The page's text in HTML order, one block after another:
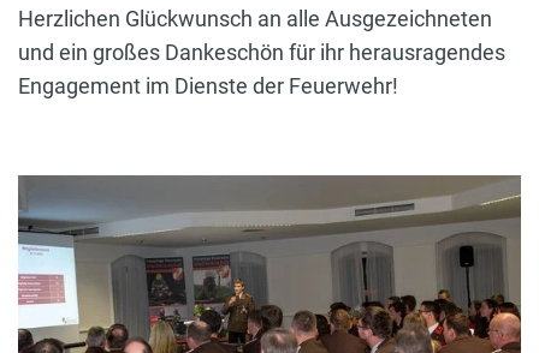
Herzlichen Glückwunsch an alle Ausgezeichneten
und ein großes Dankeschön für ihr herausragendes
Engagement im Dienste der Feuerwehr!